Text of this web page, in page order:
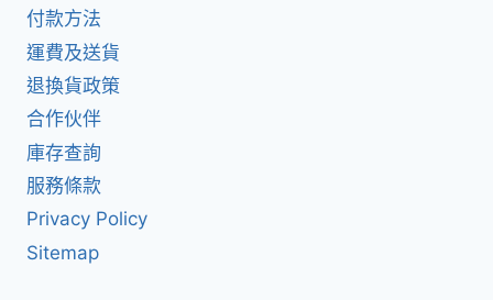
付款方法
運費及送貨
退換貨政策
合作伙伴
庫存查詢
服務條款
Privacy Policy
Sitemap